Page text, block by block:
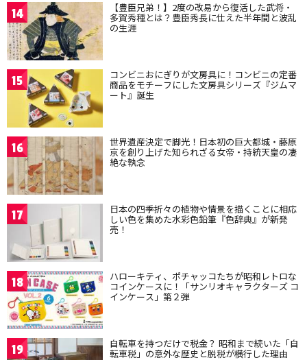
14 【豊臣兄弟！】2度の改易から復活した武将・
多賀秀種とは？豊臣秀長に仕えた半年間と波乱
の生涯
15 コンビニおにぎりが文房具に！コンビニの定番
商品をモチーフにした文房具シリーズ『ジムマ
ート』誕生
16 世界遺産決定で脚光！日本初の巨大都城・藤原
京を創り上げた知られざる女帝・持統天皇の凄
絶な執念
17 日本の四季折々の植物や情景を描くことに相応
しい色を集めた水彩色鉛筆『色辞典』が新発
売！
18 ハローキティ、ポチャッコたちが昭和レトロな
コインケースに！「サンリオキャラクターズ コ
インケース」第２弾
19 自転車を持つだけで税金？ 昭和まで続いた「自
転車税」の意外な歴史と脱税が横行した理由